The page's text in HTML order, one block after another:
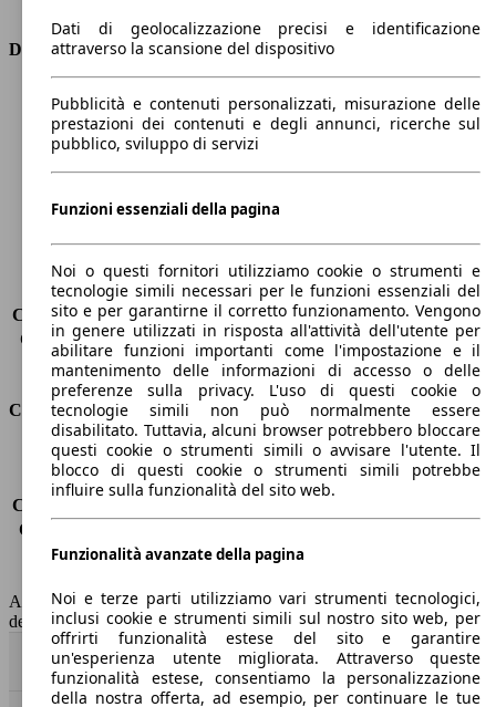
Dimensioni
Lunghezza
4400 mm
Altezza
1460 mm
Larghezza
1830 mm
Passo
2700 mm
Carico massimo
-
Porte
5
Sedili
5
Carico sul tetto
-
Capacità di traino (senza freni) -
Capacità di traino (con freni)
-
Volume del bagagliaio
375 - 1354 l
Consumi
Emissioni di CO2*
179 g/km (komb.)
Consumo (urbano)
-
Consumo (extra-urbano)
Consumo (combinato)*
Classe di emissione
Euro 6
AutoScout24 non si assume alcuna responsabilità per la correttezza
dei dati.
Torna su
Dati di geolocalizzazione precisi e identificazione
attraverso la scansione del dispositivo
Pubblicità e contenuti personalizzati, misurazione delle
prestazioni dei contenuti e degli annunci, ricerche sul
pubblico, sviluppo di servizi
Funzioni essenziali della pagina
Noi o questi fornitori utilizziamo cookie o strumenti e
tecnologie simili necessari per le funzioni essenziali del
sito e per garantirne il corretto funzionamento. Vengono
in genere utilizzati in risposta all'attività dell'utente per
abilitare funzioni importanti come l'impostazione e il
mantenimento delle informazioni di accesso o delle
preferenze sulla privacy. L'uso di questi cookie o
tecnologie simili non può normalmente essere
disabilitato. Tuttavia, alcuni browser potrebbero bloccare
questi cookie o strumenti simili o avvisare l'utente. Il
blocco di questi cookie o strumenti simili potrebbe
influire sulla funzionalità del sito web.
Funzionalità avanzate della pagina
Noi e terze parti utilizziamo vari strumenti tecnologici,
inclusi cookie e strumenti simili sul nostro sito web, per
offrirti funzionalità estese del sito e garantire
un'esperienza utente migliorata. Attraverso queste
funzionalità estese, consentiamo la personalizzazione
della nostra offerta, ad esempio, per continuare le tue